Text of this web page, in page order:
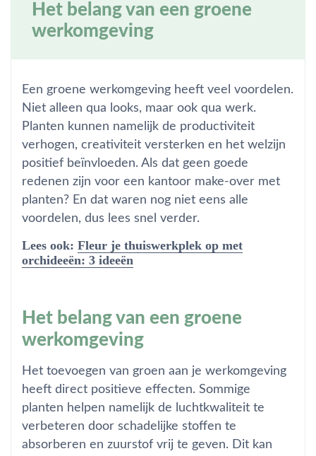
Het belang van een groene
werkomgeving
Een groene werkomgeving heeft veel voordelen.
Niet alleen qua looks, maar ook qua werk.
Planten kunnen namelijk de productiviteit
verhogen, creativiteit versterken en het welzijn
positief beïnvloeden. Als dat geen goede
redenen zijn voor een kantoor make-over met
planten? En dat waren nog niet eens alle
voordelen, dus lees snel verder.
Lees ook: Fleur je thuiswerkplek op met
orchideeën: 3 ideeën
Het belang van een groene
werkomgeving
Het toevoegen van groen aan je werkomgeving
heeft direct positieve effecten. Sommige
planten helpen namelijk de luchtkwaliteit te
verbeteren door schadelijke stoffen te
absorberen en zuurstof vrij te geven. Dit kan